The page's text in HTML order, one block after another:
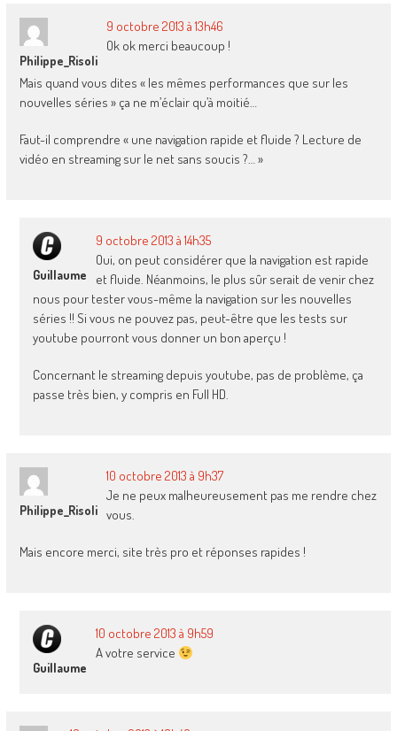
Philippe_Risoli
9 octobre 2013 à 13h46
Ok ok merci beaucoup !
Mais quand vous dites « les mêmes performances que sur les
nouvelles séries » ça ne m’éclair qu’à moitié…
Faut-il comprendre « une navigation rapide et fluide ? Lecture de
vidéo en streaming sur le net sans soucis ?… »
Guillaume
9 octobre 2013 à 14h35
Oui, on peut considérer que la navigation est rapide
et fluide. Néanmoins, le plus sûr serait de venir chez
nous pour tester vous-même la navigation sur les nouvelles
séries !! Si vous ne pouvez pas, peut-être que les tests sur
youtube pourront vous donner un bon aperçu !
Concernant le streaming depuis youtube, pas de problème, ça
passe très bien, y compris en Full HD.
Philippe_Risoli
10 octobre 2013 à 9h37
Je ne peux malheureusement pas me rendre chez
vous.
Mais encore merci, site très pro et réponses rapides !
Guillaume
10 octobre 2013 à 9h59
A votre service